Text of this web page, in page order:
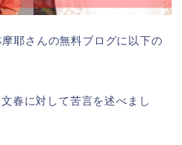
耶さんの無料ブログに以下の
春に対して苦言を述べまし